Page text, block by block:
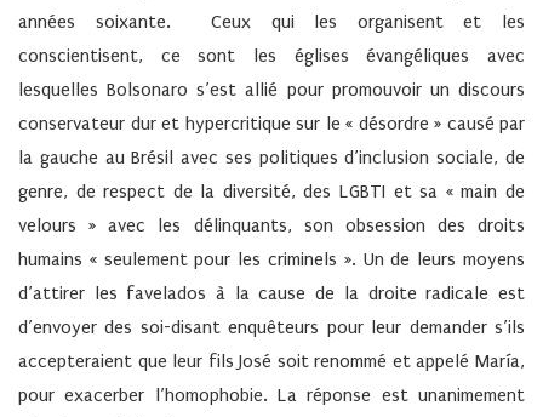
années soixante. Ceux qui les organisent et les
conscientisent, ce sont les églises évangéliques avec
lesquelles Bolsonaro s’est allié pour promouvoir un discours
conservateur dur et hypercritique sur le « désordre » causé par
la gauche au Brésil avec ses politiques d’inclusion sociale, de
genre, de respect de la diversité, des LGBTI et sa « main de
velours » avec les délinquants, son obsession des droits
humains « seulement pour les criminels ». Un de leurs moyens
d’attirer les favelados à la cause de la droite radicale est
d’envoyer des soi-disant enquêteurs pour leur demander s’ils
accepteraient que leur fils José soit renommé et appelé María,
pour exacerber l’homophobie. La réponse est unanimement